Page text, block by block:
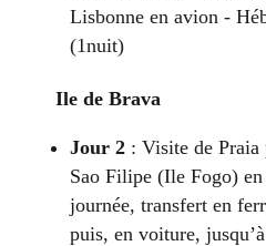
Lisbonne en avion -
(1nuit)
Ile de Brava
Jour 2: Visite de Praia
Sao Filipe (Ile Fogo)
journée, transfert en
puis, en voiture,